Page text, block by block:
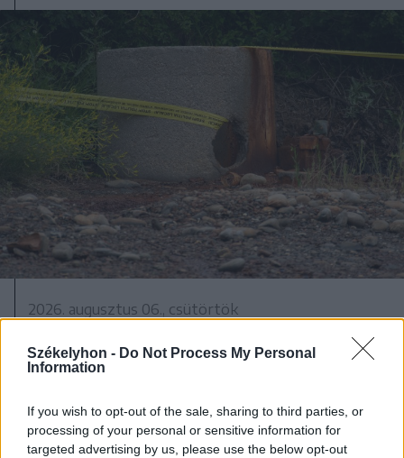
Székelyhon - Do Not Process My Personal
Information
If you wish to opt-out of the sale, sharing to third parties, or
processing of your personal or sensitive information for
targeted advertising by us, please use the below opt-out
2026. augusztus 06., csütörtök
Továbbra sem tudni pontosan,
honnan tör fel a mofettagáz